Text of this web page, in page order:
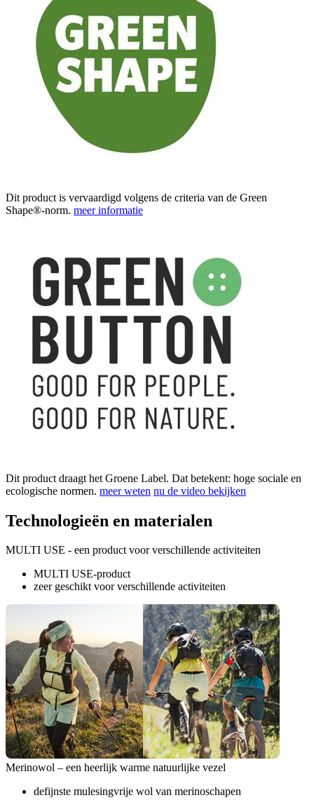
Dit product is vervaardigd volgens de criteria van de Green
Shape®-norm. meer informatie
Dit product draagt het Groene Label. Dat betekent: hoge sociale en
ecologische normen. meer weten nu de video bekijken
Technologieën en materialen
MULTI USE - een product voor verschillende activiteiten
MULTI USE-product
zeer geschikt voor verschillende activiteiten
Merinowol – een heerlijk warme natuurlijke vezel
defijnste mulesingvrije wol van merinoschapen